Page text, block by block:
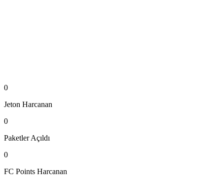
0
Jeton Harcanan
0
Paketler Açıldı
0
FC Points Harcanan